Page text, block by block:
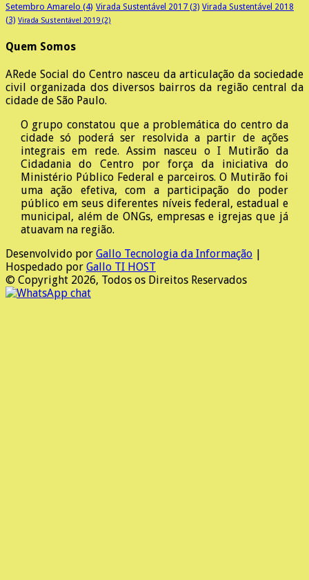
Setembro Amarelo (4) Virada Sustentável 2017 (3) Virada Sustentável 2018
(3) Virada Sustentável 2019 (2)
Quem Somos
ARede Social do Centro nasceu da articulação da sociedade
civil organizada dos diversos bairros da região central da
cidade de São Paulo.
O grupo constatou que a problemática do centro da
cidade só poderá ser resolvida a partir de ações
integrais em rede. Assim nasceu o I Mutirão da
Cidadania do Centro por força da iniciativa do
Ministério Público Federal e parceiros. O Mutirão foi
uma ação efetiva, com a participação do poder
público em seus diferentes níveis federal, estadual e
municipal, além de ONGs, empresas e igrejas que já
atuavam na região.
Desenvolvido por Gallo Tecnologia da Informação
Hospedado por Gallo TI HOST
© Copyright 2026, Todos os Direitos Reservados